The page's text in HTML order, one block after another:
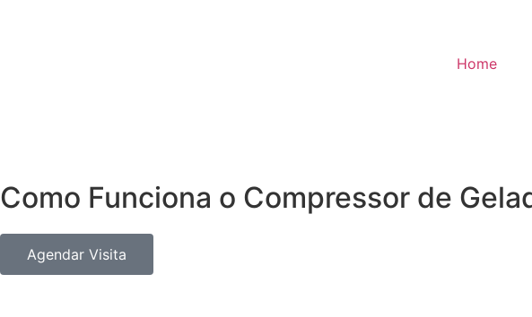
Home
Como Funciona o Compressor de
Agendar Visita